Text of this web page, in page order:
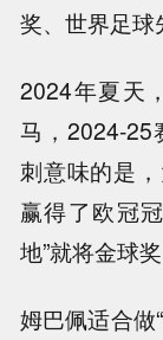
奖、世界足球
2024年夏天
马，2024-
刺意味的是
赢得了欧冠
地”就将金球
姆巴佩适合做